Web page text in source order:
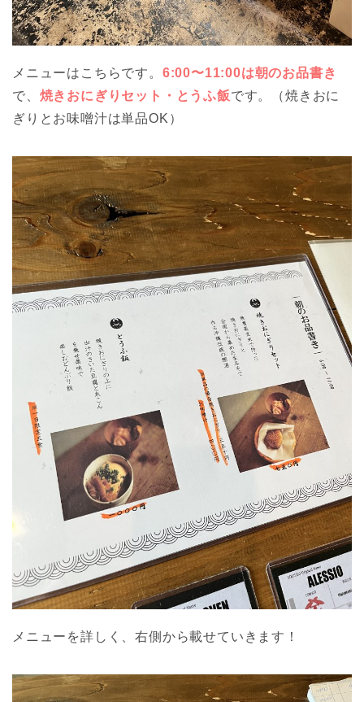
メニューはこちらです。 6:00〜11:00は朝のお品書き
で、 焼きおにぎりセット・とうふ飯です。（焼きおに
ぎりとお味噌汁は単品OK）
メニューを詳しく、右側から載せていきます！